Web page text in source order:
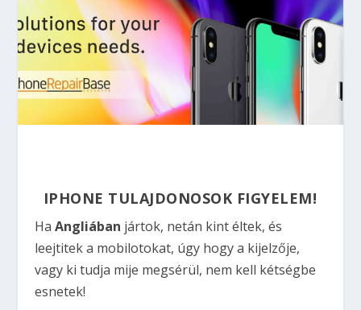
IPHONE TULAJDONOSOK FIGYELEM!
Ha Angliában jártok, netán kint éltek, és
leejtitek a mobilotokat, úgy hogy a kijelzője,
vagy ki tudja mije megsérül, nem kell kétségbe
esnetek!